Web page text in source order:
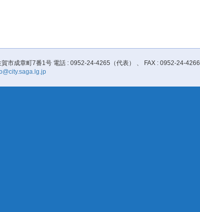
市成章町7番1号 電話 : 0952-24-4265（代表） 、 FAX : 0952-24-4266